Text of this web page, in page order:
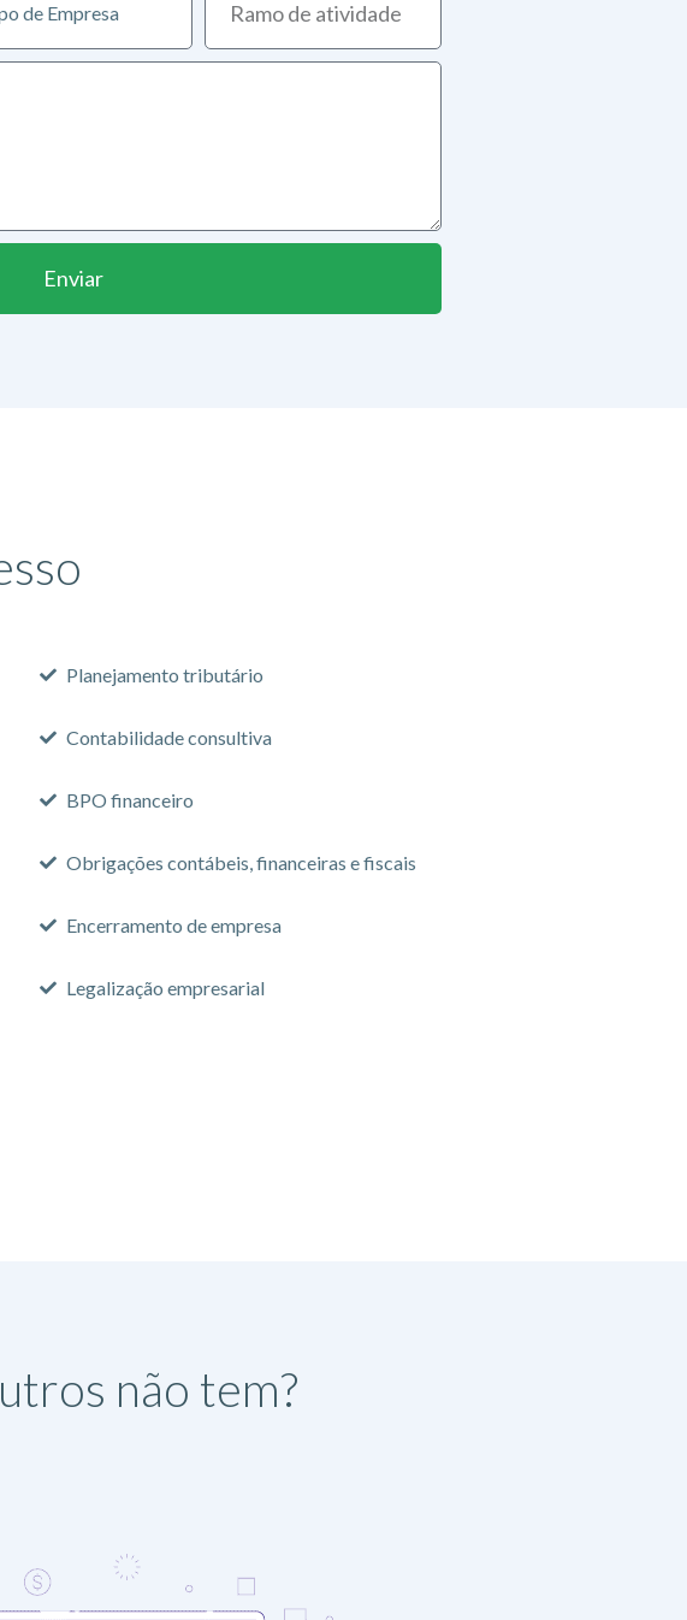
Enviar
Planejamento tributário
Contabilidade consultiva
BPO financeiro
Obrigações contábeis, financeiras e fiscais
Encerramento de empresa
Legalização empresarial
não tem?